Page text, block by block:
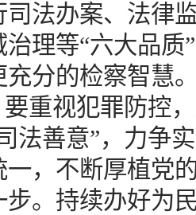
司法办案、法律
理等“六大品
充分的检察智慧
要重视犯罪防控
法善意”，力争
一，不断厚植党
步。持续办好为